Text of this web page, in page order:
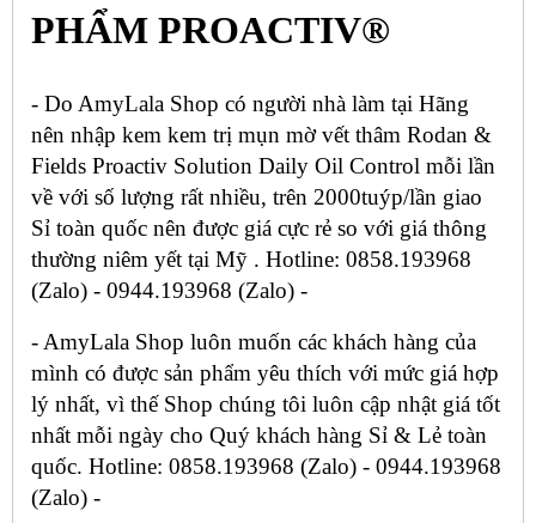
PHẨM PROACTIV®
- Do AmyLala Shop có người nhà làm tại Hãng
nên nhập kem kem trị mụn mờ vết thâm Rodan &
Fields Proactiv Solution Daily Oil Control mỗi lần
về với số lượng rất nhiều, trên 2000tuýp/lần giao
Sỉ toàn quốc nên được giá cực rẻ so với giá thông
thường niêm yết tại Mỹ . Hotline: 0858.193968
(Zalo) - 0944.193968 (Zalo) -
- AmyLala Shop luôn muốn các khách hàng của
mình có được sản phẩm yêu thích với mức giá hợp
lý nhất, vì thế Shop chúng tôi luôn cập nhật giá tốt
nhất mỗi ngày cho Quý khách hàng Sỉ & Lẻ toàn
quốc. Hotline: 0858.193968 (Zalo) - 0944.193968
(Zalo) -